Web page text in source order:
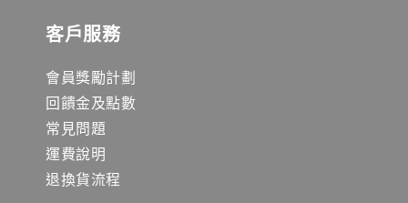
客戶服務
會員獎勵計劃
回饋金及點數
常見問題
運費說明
退換貨流程